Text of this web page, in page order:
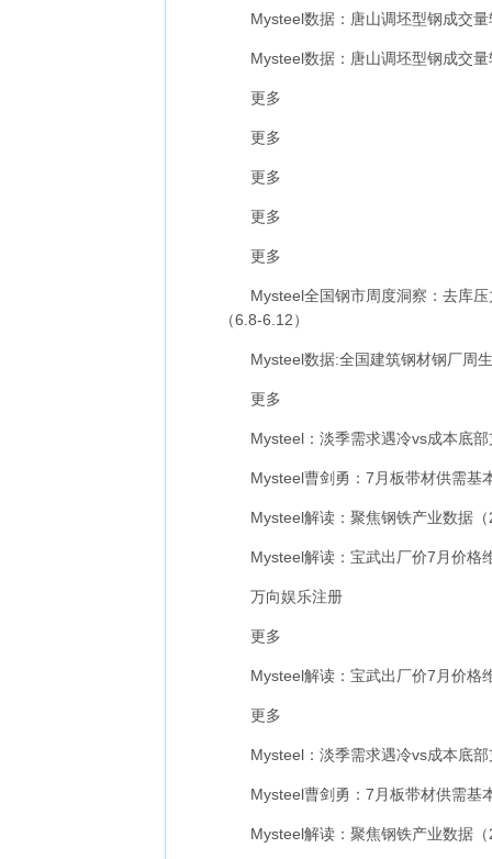
Mysteel数据：唐山调坯型钢成交量
Mysteel数据：唐山调坯型钢成交量
更多
更多
更多
更多
更多
Mysteel全国钢市周度洞察：去库压
（6.8-6.12）
Mysteel数据:全国建筑钢材钢厂周生
更多
Mysteel：淡季需求遇冷vs成本底
Mysteel曹剑勇：7月板带材供需基
Mysteel解读：聚焦钢铁产业数据（
Mysteel解读：宝武出厂价7月价格
万向娱乐注册
更多
Mysteel解读：宝武出厂价7月价格
更多
Mysteel：淡季需求遇冷vs成本底
Mysteel曹剑勇：7月板带材供需基
Mysteel解读：聚焦钢铁产业数据（